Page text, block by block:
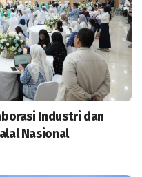
Industri dan
Nasional